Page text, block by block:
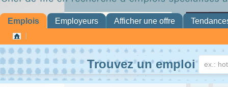
Emplois Employeurs Afficher une offre
Trouvez un emploi